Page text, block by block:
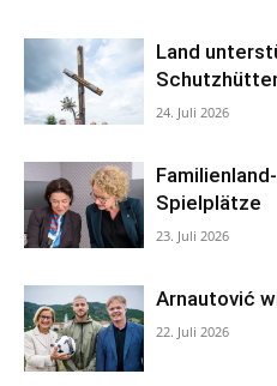
Land
24. Juli 2026
Spielplätze
23. Juli 2026
Arnautović
22. Juli 2026